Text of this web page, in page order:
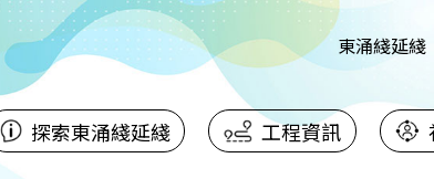
東涌綫延綫
探索東涌綫延綫 工程資訊